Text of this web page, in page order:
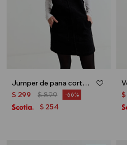
Jumper de pana corta - Negro
$ 299 $899 66
$ 254
$